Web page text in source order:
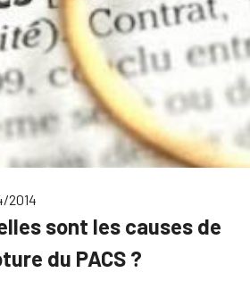
2014
sont les causes de
du PACS ?